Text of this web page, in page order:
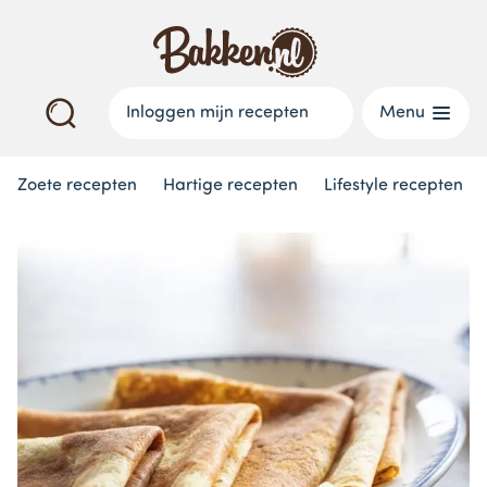
Inloggen mijn recepten Menu
Zoete recepten Hartige recepten Lifestyle recepten